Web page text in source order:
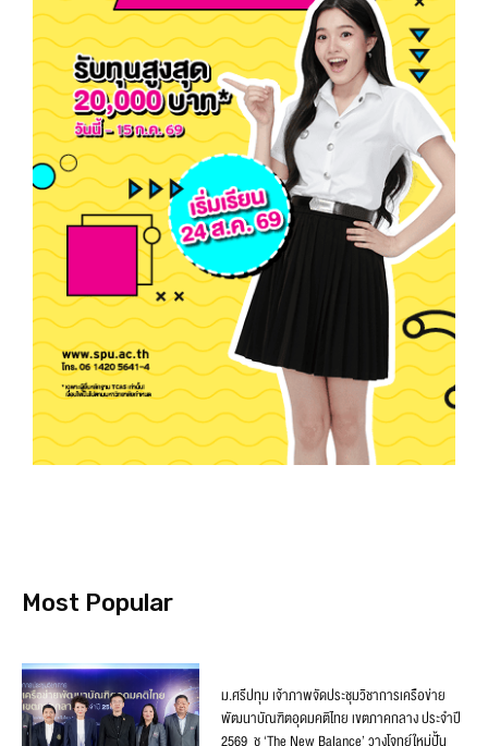
Most Popular
ม.ศรีปทุม เจ้าภาพจัดประชุมวิชาการเครือข่าย
พัฒนาบัณฑิตอุดมคติไทย เขตภาคกลาง ประจำปี